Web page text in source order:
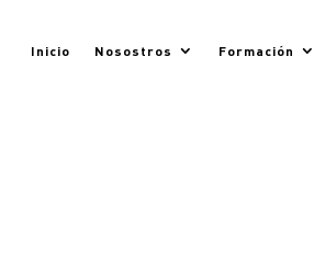
Inicio Nosostros Formación